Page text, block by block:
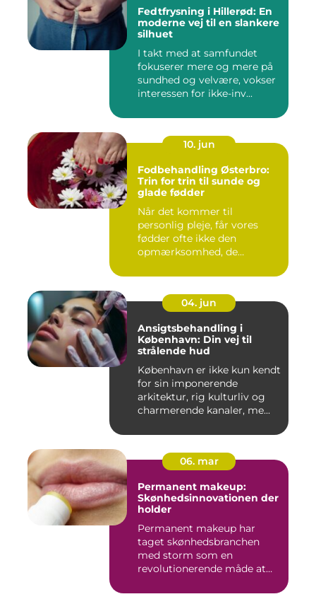
Fedtfrysning i Hillerød: En
moderne vej til en slankere
silhuet
I takt med at samfundet
fokuserer mere og mere på
sundhed og velvære, vokser
interessen for ikke-inv...
10. jun
Fodbehandling Østerbro:
Trin for trin til sunde og
glade fødder
Når det kommer til
personlig pleje, får vores
fødder ofte ikke den
opmærksomhed, de
04. jun
Ansigtsbehandling i
København: Din vej til
strålende hud
København er ikke kun kendt
for sin imponerende
arkitektur, rig kulturliv og
charmerende kanaler, me...
06. mar
Permanent makeup:
Skønhedsinnovationen der
holder
Permanent makeup har
taget skønhedsbranchen
med storm som en
revolutionerende måde at